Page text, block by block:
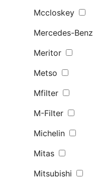
Mccloskey
Mercedes-Benz
Meritor
Metso
Mfilter
M-Filter
Michelin
Mitas
Mitsubishi